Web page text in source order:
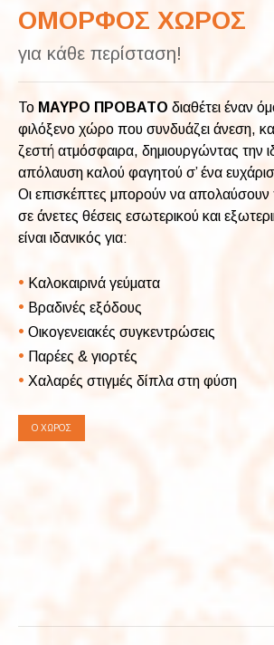
ΟΜΟΡΦΟΣ ΧΩΡΟΣ
για κάθε περίσταση!
Το ΜΑΥΡΟ ΠΡΟΒΑΤΟ διαθέτει έναν
φιλόξενο χώρο που συνδυάζει άνεση,
ζεστή ατμόσφαιρα, δημιουργώντας την
απόλαυση καλού φαγητού σ’ ένα
Οι επισκέπτες μπορούν να απολαύσουν
σε άνετες θέσεις εσωτερικού και
είναι ιδανικός για:
• Καλοκαιρινά γεύματα
• Βραδινές εξόδους
• Οικογενειακές συγκεντρώσεις
• Παρέες & γιορτές
• Χαλαρές στιγμές δίπλα στη φύση
Ο ΧΏΡΟΣ